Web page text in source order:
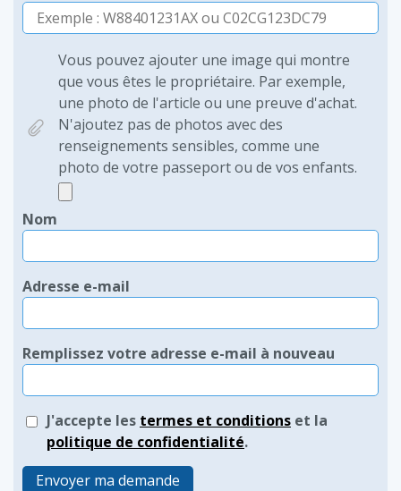
Vous pouvez ajouter une image qui montre
que vous êtes le propriétaire. Par exemple,
une photo de l'article ou une preuve d'achat.
N'ajoutez pas de photos avec des
renseignements sensibles, comme une
photo de votre passeport ou de vos enfants.
Nom
Adresse e-mail
Remplissez votre adresse e-mail à nouveau
J'accepte les termes et conditions et la
politique de confidentialité.
Envoyer ma demande